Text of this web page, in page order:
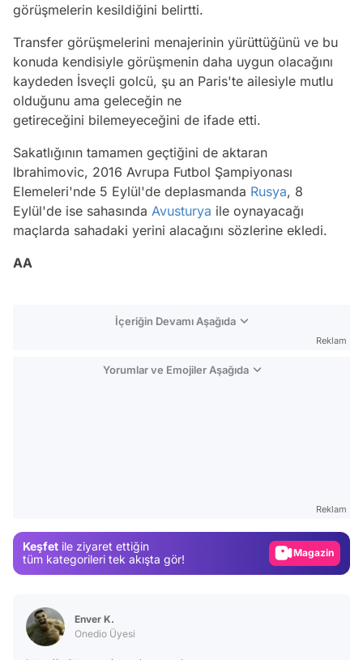
görüşmelerin kesildiğini belirtti.
Transfer görüşmelerini menajerinin yürüttüğünü ve bu
konuda kendisiyle görüşmenin daha uygun olacağını
kaydeden İsveçli golcü, şu an Paris'te ailesiyle mutlu
olduğunu ama geleceğin ne
getireceğini bilemeyeceğini de ifade etti.
Sakatlığının tamamen geçtiğini de aktaran
Ibrahimovic, 2016 Avrupa Futbol Şampiyonası
Elemeleri'nde 5 Eylül'de deplasmanda Rusya, 8
Eylül'de ise sahasında Avusturya ile oynayacağı
maçlarda sahadaki yerini alacağını sözlerine ekledi.
AA
İçeriğin Devamı Aşağıda
Reklam
Yorumlar ve Emojiler Aşağıda
Reklam
Keşfet ile ziyaret ettiğin
tüm kategorileri tek akışta gör!
Magazin
Enver K.
Onedio Üyesi